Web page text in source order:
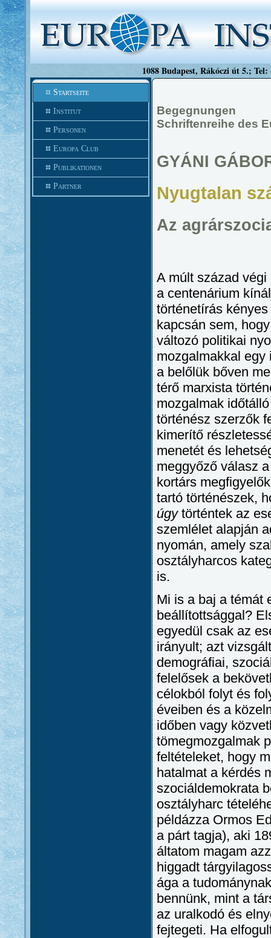
1088 Budapest, Rákóczi út 5.;
Startseite
Institut
Personen
Europa Club
Publikationen
Partner
Begegnungen
Schriftenreihe des
GYÁNI
Nyugtalan
Az
A múlt század
a centenárium
történetírás
kapcsán sem,
változó politikai
mozgalmakkal egy
a belőlük bőven
térő marxista
mozgalmak
történész szerzők
kimerítő
menetét és
meggyőző válasz
kortárs
tartó történészek,
úgytörténtek az
szemlélet alapján
nyomán, amely
osztályharcos
is.
Mi is a baj a témát
beállítottsággal?
egyedül csak az
irányult; azt
demográfiai,
felelősek a
célokból folyt és
éveiben és a
időben vagy
tömegmozgalmak
feltételeket, hogy
hatalmat a kérdés
szociáldemokrata
osztályharc
példázza Ormos
a párt tagja), aki
áltatom magam
higgadt
ága a
bennünk, mint a
az uralkodó és
fejtegeti. Ha